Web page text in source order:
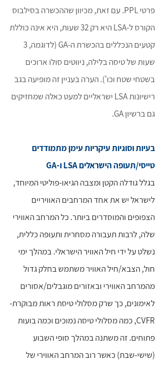
פרטי PPL. עם זאת, מכיוון שההכשרה בסילבוס
הקורס ל-LSA היא רק 32 שעות, היא אינה כוללת
קטעים הנכללים בהכשרת ה-GA (לדוגמה, 3
שעות של טיסה בלילה, ניווטים סולו ארוכים
בשטחי שטח וכו'). הערה בעניין זה מופיעה בגב
רישיונות LSA ישראליים למעט כאלה שמחזיקים
גם ברשיון GA.
בעיות וסוגיות עיקריות עימן מתמודדים
טייסי/תעופה הישראלים LSA ו-GA
בגלל גודלה הקטן ומצבה הגיאו-פוליטי המיוחד,
לישראל יש את אחד המרחבים האוויריים
הצפופים והמוסדרים ביותר. כל המרחב האווירי
שלה, לרבות תעבורה מסחרית ותעופה כללית,
נשלט על ידי חיל האוויר הישראלי. במהלך ימי
חול, הצבא/חיל האוויר משתמש בחלק גדול
מהמרחב האווירי ובאזורים מוגבלים/אסורים
לאימונים, כך שרק מסלולי טיסת ראות מבוקרת-
CVFR, כמה מסלולי טיסה נמוכים וכמה בועות
פתוחים. זה משתנה במהלך סופי השבוע
(שישי-שבת) כאשר רוב המרחב האווירי של